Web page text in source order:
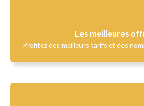
Les meilleures
Profitez des meilleurs tarifs et des